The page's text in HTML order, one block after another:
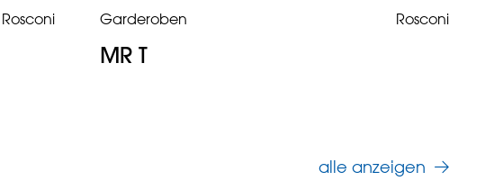
Rosconi Garderoben Rosconi
MR T
alle anzeigen